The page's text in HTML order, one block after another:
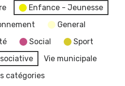
Enfance - Jeunesse
General
Social
Sport
Vie municipale
catégories